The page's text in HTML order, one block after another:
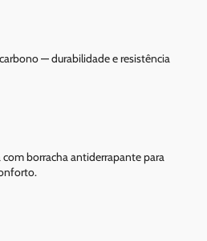
— durabilidade e resistência
borracha antiderrapante para